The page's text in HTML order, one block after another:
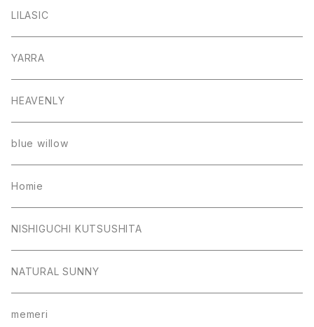
LILASIC
YARRA
HEAVENLY
blue willow
Homie
NISHIGUCHI KUTSUSHITA
NATURAL SUNNY
memeri